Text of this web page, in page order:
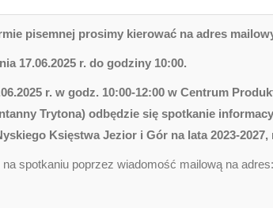
pisemnej prosimy kierować na adres
17.06.2025 r. do godziny 10:00.
r. w godz. 10:00-12:00 w Centrum
Trytona) odbędzie się spotkanie
Księstwa Jezior i Gór na lata 2023-
spotkaniu poprzez wiadomość mailową na adres: